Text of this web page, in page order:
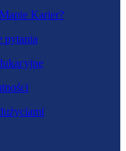
Karier?
pytania